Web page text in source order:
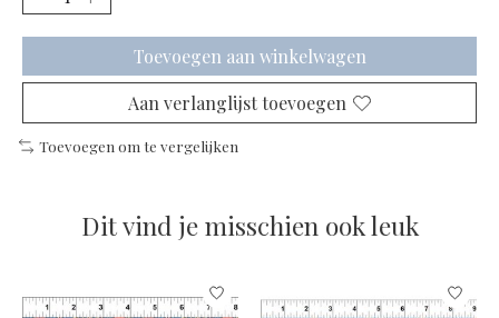
Toevoegen aan winkelwagen
Aan verlanglijst toevoegen
Toevoegen om te vergelijken
Dit vind je misschien ook leuk
Items van productcarrousel